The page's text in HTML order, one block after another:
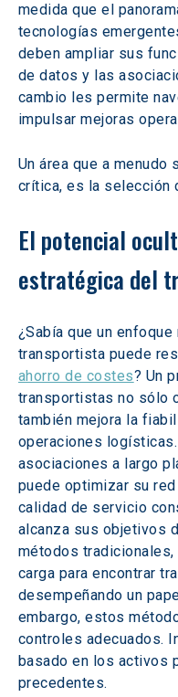
medida que el
tecnologías
deben ampliar sus
de datos y las
cambio les permite
impulsar mejoras
Un área que a menudo
crítica, es la selección
El potencial
estratégica del
¿Sabía que un
transportista puede
ahorro de costes? Un
transportistas no sólo
también mejora la
operaciones
asociaciones a largo
puede optimizar su
calidad de servicio
alcanza sus objetivos
métodos
carga para encontrar
desempeñando un
embargo, estos
controles adecuados.
basado en los activos
precedentes.